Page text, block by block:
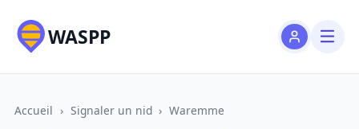
WASPP
Accueil › Signaler un nid › Waremme